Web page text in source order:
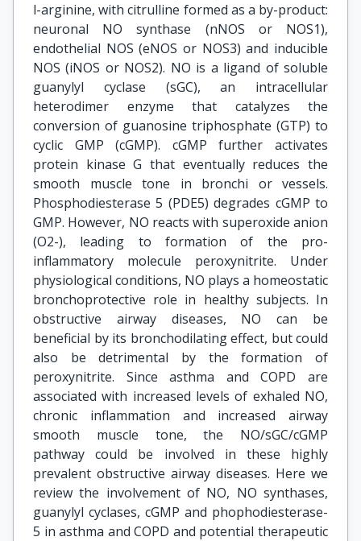
l-arginine, with citrulline formed as a by-product:
neuronal NO synthase (nNOS or NOS1),
endothelial NOS (eNOS or NOS3) and inducible
NOS (iNOS or NOS2). NO is a ligand of soluble
guanylyl cyclase (sGC), an intracellular
heterodimer enzyme that catalyzes the
conversion of guanosine triphosphate (GTP) to
cyclic GMP (cGMP). cGMP further activates
protein kinase G that eventually reduces the
smooth muscle tone in bronchi or vessels.
Phosphodiesterase 5 (PDE5) degrades cGMP to
GMP. However, NO reacts with superoxide anion
(O2-), leading to formation of the pro-
inflammatory molecule peroxynitrite. Under
physiological conditions, NO plays a homeostatic
bronchoprotective role in healthy subjects. In
obstructive airway diseases, NO can be
beneficial by its bronchodilating effect, but could
also be detrimental by the formation of
peroxynitrite. Since asthma and COPD are
associated with increased levels of exhaled NO,
chronic inflammation and increased airway
smooth muscle tone, the NO/sGC/cGMP
pathway could be involved in these highly
prevalent obstructive airway diseases. Here we
review the involvement of NO, NO synthases,
guanylyl cyclases, cGMP and phophodiesterase-
5 in asthma and COPD and potential therapeutic